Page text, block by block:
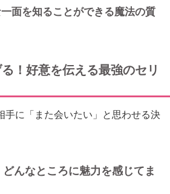
面を知ることができる魔法の質
！好意を伝える最強のセリ
手に「また会いたい」と思わせる決
んなところに魅力を感じてま